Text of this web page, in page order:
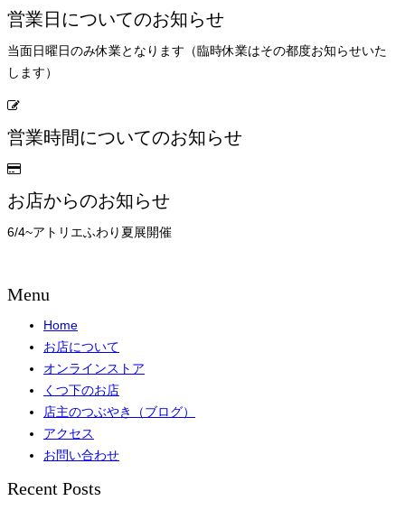
営業日についてのお知らせ
当面日曜日のみ休業となります（臨時休業はその都度お知らせいた
します）
営業時間についてのお知らせ
お店からのお知らせ
6/4~アトリエふわり夏展開催
Menu
Home
お店について
オンラインストア
くつ下のお店
店主のつぶやき（ブログ）
アクセス
お問い合わせ
Recent Posts